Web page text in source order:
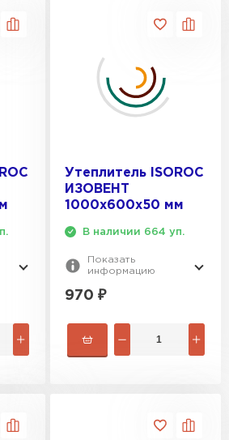
Утеплитель ISOROC
ИЗОВЕНТ
1000х600х50 мм
В наличии 664 уп.
Показать
информацию
970 ₽